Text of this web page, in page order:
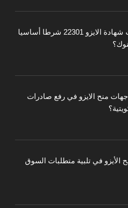
لماذا أصبحت شهادة الايزو 22301 شرطا أساسيا
منح الايزو في رفع صادرات
الأيزو في تلبية متطلبات السوق